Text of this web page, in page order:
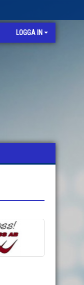
LOGGA IN